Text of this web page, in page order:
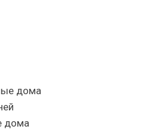
дома
дома